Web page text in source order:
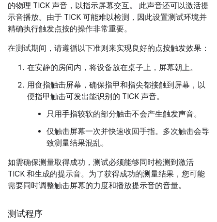
的物理 TICK 声音，以指示屏幕交互。 此声音还可以激活提
示音播放。由于 TICK 可能难以检测，因此设置测试环境并
精确执行触发点按的操作非常重要。
在测试期间，请遵循以下准则来实现良好的点按触发效果：
在安静的房间内，将设备放在桌子上，屏幕朝上。
用食指触击屏幕，确保指甲和指尖都接触到屏幕，以
便指甲触击可发出能识别的 TICK 声音。
只用手指较软的部分触击不会产生触发声音。
仅触击屏幕一次并快速收回手指。多次触击会导
致测量结果混乱。
如需确保测量取得成功，测试必须能够同时检测到激活
TICK 和生成的提示音。为了获得成功的测量结果，您可能
需要同时调整触击屏幕的力度和播放提示音的音量。
测试程序